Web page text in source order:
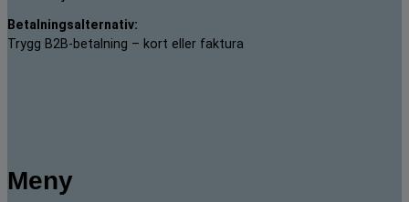
Betalningsalternativ:
Trygg B2B-betalning – kort eller faktura
Meny